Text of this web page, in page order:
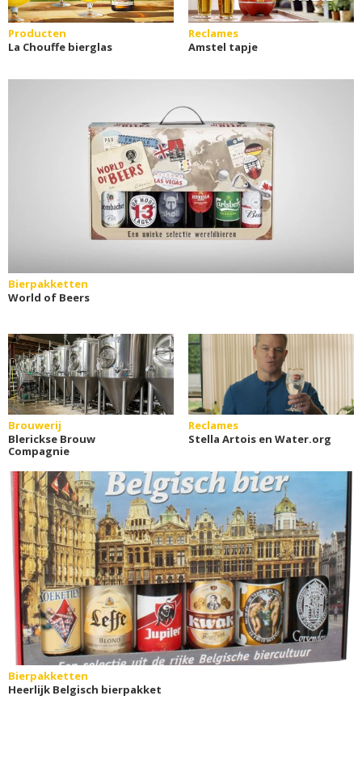
Producten
La Chouffe bierglas
Reclames
Amstel tapje
Bierpakketten
World of Beers
Brouwerij
Blerickse Brouw
Compagnie
Reclames
Stella Artois en Water.org
Bierpakketten
Heerlijk Belgisch bierpakket